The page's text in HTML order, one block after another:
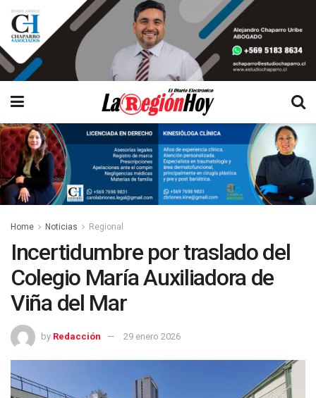
Home Noticias Regional
Incertidumbre por traslado del
Colegio María Auxiliadora de
Viña del Mar
by Redacción 29 enero 2026